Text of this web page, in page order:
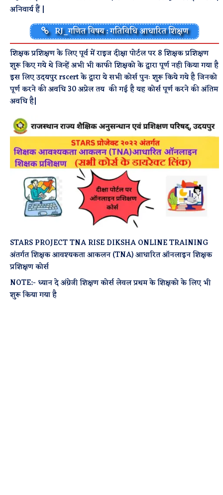
अनिवार्य हैं |
RJ_गणित विषय : गतिविधि आधारित शिक्षण
शिक्षक प्रशिक्षण के लिए पूर्व में राइज दीक्षा पोर्टल पर 8 शिक्षक प्रशिक्षण
शुरू किए गये थे जिन्हें अभी भी काफी शिक्षको के द्वारा पूर्ण नही किया गया है
इस लिए उदयपुर rscert के द्वारा ये सभी कोर्स पुनः शुरू किये गये है जिनको
पूर्ण करने की अवधि 30 अप्रेल तय की गई है यह कोर्स पूर्ण करने की अंतिम
अवधि है|
STARS PROJECT TNA RISE DIKSHA ONLINE TRAINING
अंतर्गत शिक्षक आवश्यकता आकलन (TNA) आधारित ऑनलाइन शिक्षक
प्रशिक्षण कोर्स
NOTE:- ध्यान दे अंग्रेजी शिक्षण कोर्स लेवल प्रथम के शिक्षको के लिए भी
शुरू किया गया है